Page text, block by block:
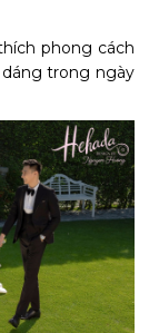
phong cách
trong ngày